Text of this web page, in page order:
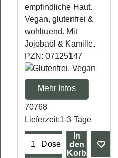
empfindliche Haut.
Vegan, glutenfrei &
wohltuend. Mit
Jojobaöl & Kamille.
PZN: 07125147
Mehr Infos
70768
Lieferzeit:1-3 Tage
Dose
In
den
Korb